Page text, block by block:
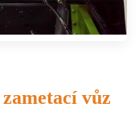
vůz